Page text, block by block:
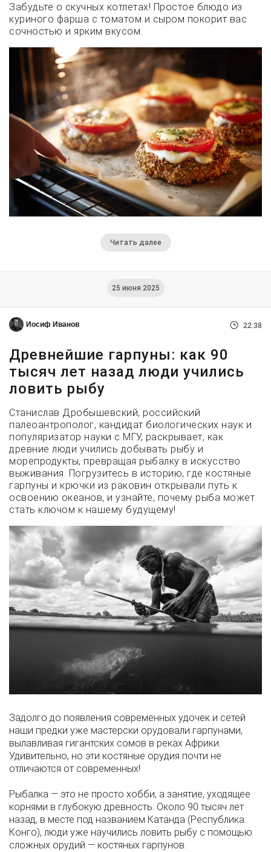
Забудьте о скучных котлетах! Простое блюдо из
куриного фарша с томатом и сыром покорит вас
сочностью и ярким вкусом.
Читать далее
25 июня 2025
Иосиф Иванов 22:38
Древнейшие гарпуны: как 90
тысяч лет назад люди учились
ловить рыбу
Станислав Дробышевский, российский
палеоантрополог, кандидат биологических наук и
популяризатор науки с МГУ, раскрывает, как
древние люди учились добывать рыбу и
морепродукты, превращая рыбалку в искусство
выживания. Погрузитесь в историю, где костяные
гарпуны и крючки из раковин открывали путь к
освоению океанов, и узнайте, почему рыба может
стать ключом к нашему будущему!
Задолго до появления современных удочек и сетей
наши предки уже мастерски орудовали гарпунами,
вылавливая гигантских сомов в реках Африки.
Удивительно, но эти костяные орудия почти не
отличаются от современных!
Рыбалка — это не просто хобби, а занятие, уходящее
корнями в глубокую древность. Около 90 тысяч лет
назад, в месте под названием Катанда (Республика
Конго), люди уже научились ловить рыбу с помощью
сложных орудий — костяных гарпунов.